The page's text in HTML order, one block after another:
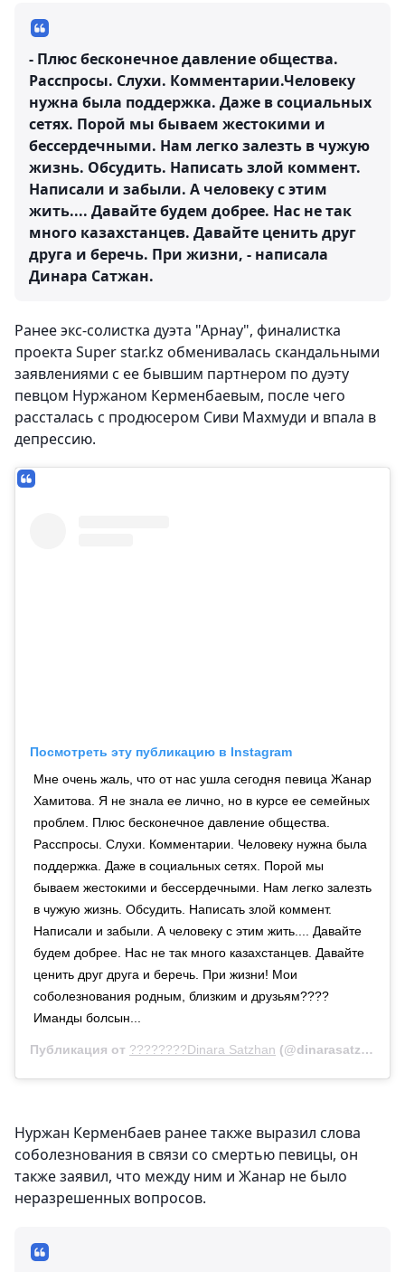
- Плюс бесконечное давление общества.
Расспросы. Слухи. Комментарии.Человеку
нужна была поддержка. Даже в социальных
сетях. Порой мы бываем жестокими и
бессердечными. Нам легко залезть в чужую
жизнь. Обсудить. Написать злой коммент.
Написали и забыли. А человеку с этим
жить.... Давайте будем добрее. Нас не так
много казахстанцев. Давайте ценить друг
друга и беречь. При жизни, - написала
Динара Сатжан.
Ранее экс-солистка дуэта "Арнау", финалистка
проекта Super star.kz обменивалась скандальными
заявлениями с ее бывшим партнером по дуэту
певцом Нуржаном Керменбаевым, после чего
рассталась с продюсером Сиви Махмуди и впала в
депрессию.
Посмотреть эту публикацию в Instagram
Мне очень жаль, что от нас ушла сегодня певица Жанар
Хамитова. Я не знала ее лично, но в курсе ее семейных
проблем. Плюс бесконечное давление общества.
Расспросы. Слухи. Комментарии. Человеку нужна была
поддержка. Даже в социальных сетях. Порой мы
бываем жестокими и бессердечными. Нам легко залезть
в чужую жизнь. Обсудить. Написать злой коммент.
Написали и забыли. А человеку с этим жить.... Давайте
будем добрее. Нас не так много казахстанцев. Давайте
ценить друг друга и беречь. При жизни! Мои
соболезнования родным, близким и друзьям????
Иманды болсын...
Публикация от ????????Dinara Satzhan (@dinarasatzhan)
Нуржан Керменбаев ранее также выразил слова
соболезнования в связи со смертью певицы, он
также заявил, что между ним и Жанар не было
неразрешенных вопросов.